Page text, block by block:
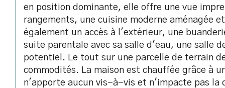
en position dominante, elle offre une vue
rangements, une cuisine moderne aménagée
également un accès à l'extérieur, une
suite parentale avec sa salle d'eau, une salle
potentiel. Le tout sur une parcelle de terrain
commodités. La maison est chauffée grâce à
n'apporte aucun vis-à-vis et n'impacte pas